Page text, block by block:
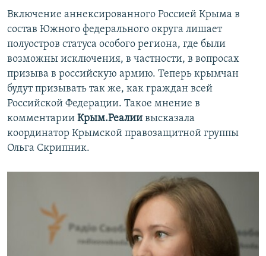
поискуИНФОГРАФИКА
ТЕЛЕПРОЕКТ КРЫМ.РЕАЛИИ
СОВЕТЫ ПРАВОЗАЩИТНИКОВ
ПРОПАВШИЕ БЕЗ ВЕСТИ
ПОБЕДИТЕЛЕЙ НЕ СУДЯТ?
КРЫМ.НЕПОКОРЕННЫЙ
ELIFBE
КАК ОБОЙТИ БЛОКИРОВКУ
Українською
ПРИСОЕДИНЯЙТЕСЬ!
Включение аннексированного Россией Крыма в
состав Южного федерального округа лишает
полуостров статуса особого региона, где были
возможны исключения, в частности, в вопросах
призыва в российскую армию. Теперь крымчан
будут призывать так же, как граждан всей
Российской Федерации. Такое мнение в
комментарии Крым.Реалии высказала
координатор Крымской правозащитной группы
Ольга Скрипник.